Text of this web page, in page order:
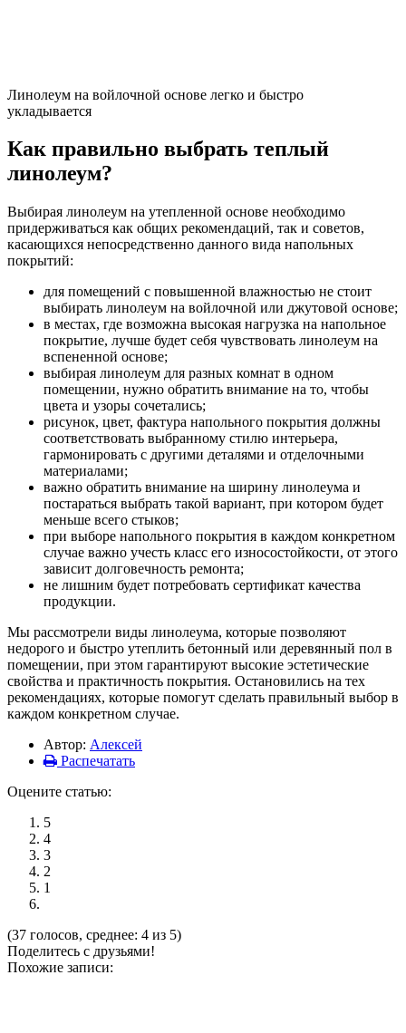
Линолеум на войлочной основе легко и быстро
укладывается
Как правильно выбрать теплый
линолеум?
Выбирая линолеум на утепленной основе необходимо
придерживаться как общих рекомендаций, так и советов,
касающихся непосредственно данного вида напольных
покрытий:
для помещений с повышенной влажностью не стоит
выбирать линолеум на войлочной или джутовой основе;
в местах, где возможна высокая нагрузка на напольное
покрытие, лучше будет себя чувствовать линолеум на
вспененной основе;
выбирая линолеум для разных комнат в одном
помещении, нужно обратить внимание на то, чтобы
цвета и узоры сочетались;
рисунок, цвет, фактура напольного покрытия должны
соответствовать выбранному стилю интерьера,
гармонировать с другими деталями и отделочными
материалами;
важно обратить внимание на ширину линолеума и
постараться выбрать такой вариант, при котором будет
меньше всего стыков;
при выборе напольного покрытия в каждом конкретном
случае важно учесть класс его износостойкости, от этого
зависит долговечность ремонта;
не лишним будет потребовать сертификат качества
продукции.
Мы рассмотрели виды линолеума, которые позволяют
недорого и быстро утеплить бетонный или деревянный пол в
помещении, при этом гарантируют высокие эстетические
свойства и практичность покрытия. Остановились на тех
рекомендациях, которые помогут сделать правильный выбор в
каждом конкретном случае.
Автор: Алексей
Распечатать
Оцените статью:
5
4
3
2
1
(37 голосов, среднее: 4 из 5)
Поделитесь с друзьями!
Похожие записи: